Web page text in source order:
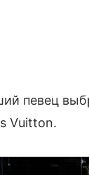
певец
Vuitton.